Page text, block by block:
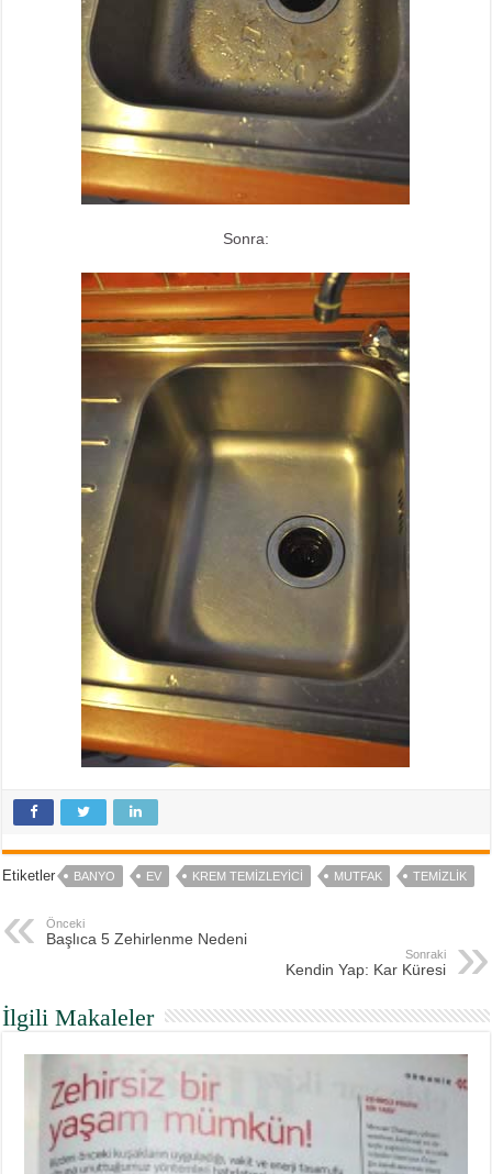
Sonra:
Etiketler BANYO EV KREM TEMIZLEYICI MUTFAK TEMIZLIK
Önceki
Başlıca 5 Zehirlenme Nedeni
Sonraki
Kendin Yap: Kar Küresi
İlgili Makaleler